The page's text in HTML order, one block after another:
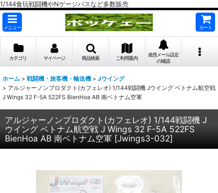
1/144食玩戦闘機やNゲージバスなど多数販売
メニュー カート
カテゴリ マイページ 商品検索 ご利用案内
迷惑メール設定
の確認
ホーム > 戦闘機・旅客機・輸送機 > Jウイング
> アルジャーノンプロダクト(カフェレオ) 1/144戦闘機 Jウイング ベトナム航空戦
J Wings 32 F-5A 522FS BienHoa AB 南ベトナム空軍
アルジャーノンプロダクト(カフェレオ) 1/144戦闘機 J
ウイング ベトナム航空戦 J Wings 32 F-5A 522FS
BienHoa AB 南ベトナム空軍 [Jwings3-032]